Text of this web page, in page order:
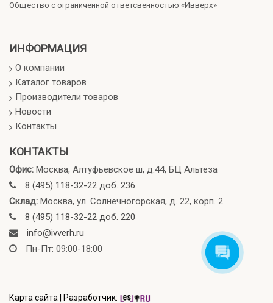
Общество с ограниченной ответсвенностью «Ивверх»
ИНФОРМАЦИЯ
О компании
Каталог товаров
Производители товаров
Новости
Контакты
КОНТАКТЫ
Офис: Москва, Алтуфьевское ш, д.44, БЦ Альтеза
8 (495) 118-32-22 доб. 236
Склад: Москва, ул. Солнечногорская, д. 22, корп. 2
8 (495) 118-32-22 доб. 220
info@ivverh.ru
Пн-Пт: 09:00-18:00
Карта сайта Разработчик: